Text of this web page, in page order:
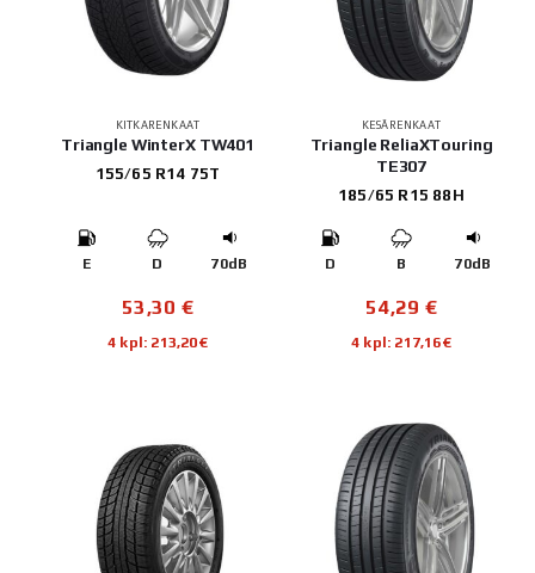
KITKARENKAAT
Triangle WinterX TW401
155/65 R14 75T
E D 70dB
53,30 €
4 kpl: 213,20€
KESÄRENKAAT
Triangle ReliaXTouring
TE307
185/65 R15 88H
D B 70dB
54,29 €
4 kpl: 217,16€